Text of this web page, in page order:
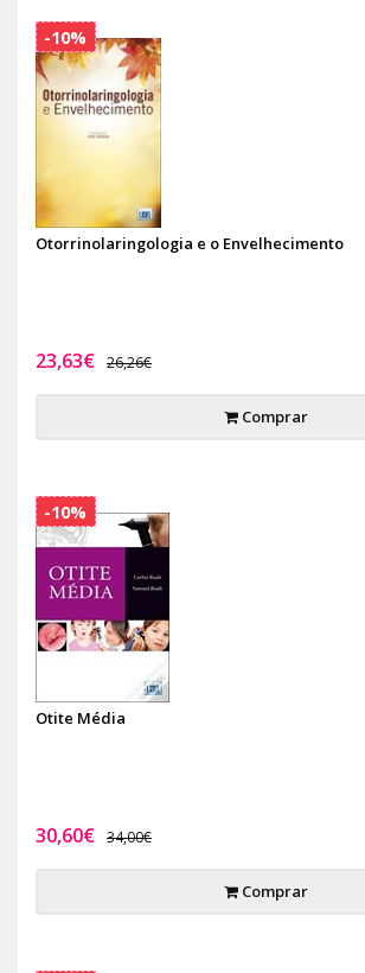
Otorrinolaringologia e o Envelhecimento
23,63€ 26,26€
Comprar
-10%
Otite Média
30,60€ 34,00€
Comprar
-10%